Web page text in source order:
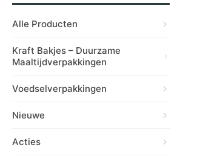
Alle Producten
Kraft Bakjes – Duurzame
Maaltijdverpakkingen
Voedselverpakkingen
Nieuwe
Acties